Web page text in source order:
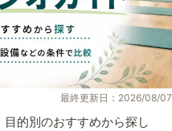
最終更新日：2026/08/07
的別のおすすめから探し